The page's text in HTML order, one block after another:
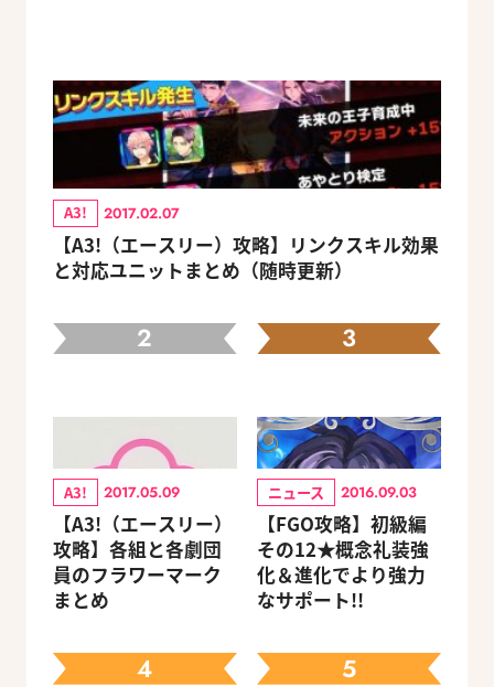
A3! 2017.02.07
【A3!（エースリー）攻略】リンクスキル効果
と対応ユニットまとめ（随時更新）
2
A3! 2017.05.09
【A3!（エースリー）
攻略】各組と各劇団
員のフラワーマーク
まとめ
3
ニュース 2016.09.03
【FGO攻略】初級編
その12★概念礼装強
化＆進化でより強力
なサポート!!
4 5